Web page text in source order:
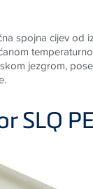
spojna cijev od
jezgrom,
.
SLQ